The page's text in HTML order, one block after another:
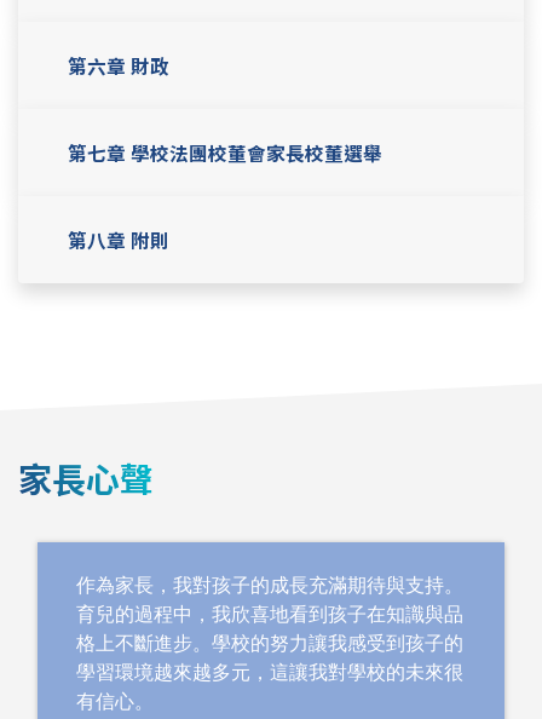
第六章 財政
第七章 學校法團校董會家長校董選舉
第八章 附則
家長心聲
作為家長，我對孩子的成長充滿期待與支持。
育兒的過程中，我欣喜地看到孩子在知識與品
格上不斷進步。學校的努力讓我感受到孩子的
學習環境越來越多元，這讓我對學校的未來很
有信心。